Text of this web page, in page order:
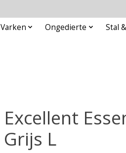
Varken Ongedierte
Stal
Excellent
Grijs L